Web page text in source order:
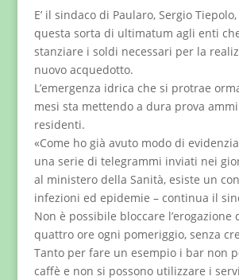
E’ il sindaco di Paularo, Sergio
questa sorta di ultimatum agli enti
stanziare i soldi necessari per la
nuovo acquedotto.
L’emergenza idrica che si protrae
mesi sta mettendo a dura prova
residenti.
«Come ho già avuto modo di
una serie di telegrammi inviati nei
al ministero della Sanità, esiste un
infezioni ed epidemie – continua il
Non è possibile bloccare l’erogazione
quattro ore ogni pomeriggio, senza
Tanto per fare un esempio i bar non
caffè e non si possono utilizzare i